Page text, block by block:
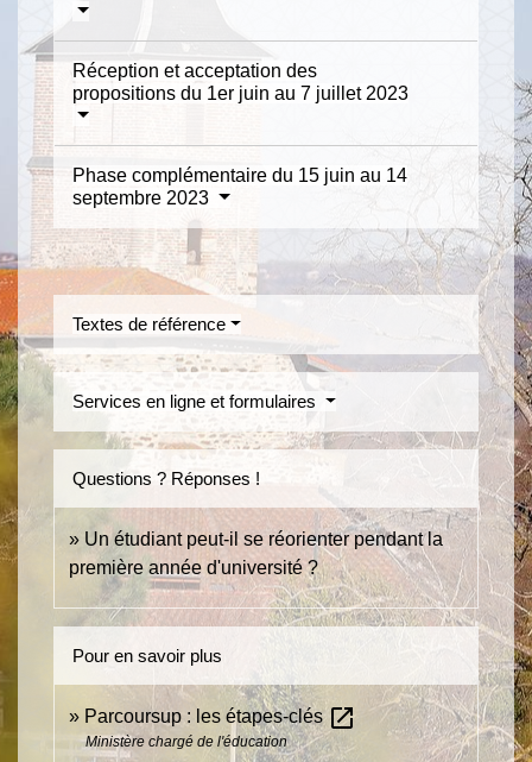
Réception et acceptation des
propositions du 1er juin au 7 juillet 2023
Phase complémentaire du 15 juin au 14
septembre 2023
Textes de référence
Services en ligne et formulaires
Questions ? Réponses !
Un étudiant peut-il se réorienter pendant la
première année d'université ?
Pour en savoir plus
Parcoursup : les étapes-clés open_in_new
Ministère chargé de l'éducation